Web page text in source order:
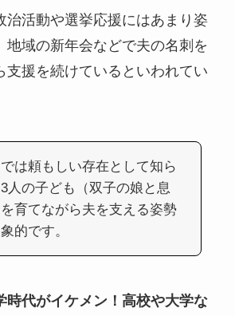
治活動や選挙応援にはあまり姿
地域の新年会などで夫の名刺を
支援を続けているといわれてい
は頼もしい存在として知ら
人の子ども（双子の娘と息
育てながら夫を支える姿勢
的です。
時代がイケメン！高校や大学な